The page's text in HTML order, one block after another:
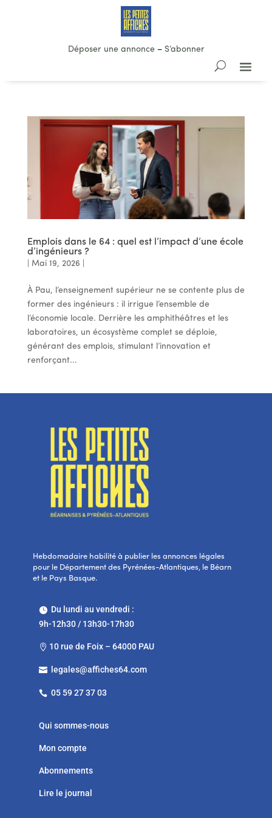
Déposer une annonce– S’abonner
Emplois dans le 64 : quel est l’impact d’une école
d’ingénieurs ?
Mai 19, 2026
À Pau, l’enseignement supérieur ne se contente plus de
former des ingénieurs : il irrigue l’ensemble de
l’économie locale. Derrière les amphithéâtres et les
laboratoires, un écosystème complet se déploie,
générant des emplois, stimulant l’innovation et
renforçant...
Hebdomadaire habilité à publier les annonces légales
pour le Département des Pyrénées-Atlantiques, le Béarn
et le Pays Basque.
Du lundi au vendredi :
9h-12h30 / 13h30-17h30
 10 rue de Foix – 64000 PAU
 legales@affiches64.com
 05 59 27 37 03
Qui sommes-nous
Mon compte
Abonnements
Lire le journal